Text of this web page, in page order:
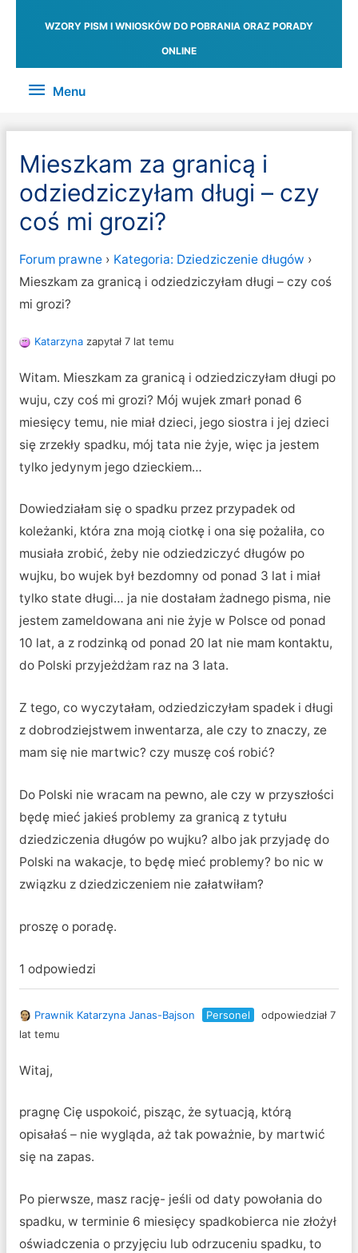
WZORY PISM I WNIOSKÓW DO POBRANIA ORAZ PORADY
ONLINE
Menu
Menu
Mieszkam za granicą i
odziedziczyłam długi – czy
coś mi grozi?
Forum prawne› Kategoria: Dziedziczenie długów ›
Mieszkam za granicą i odziedziczyłam długi – czy coś
mi grozi?
Katarzynazapytał 7 lat temu
Witam. Mieszkam za granicą i odziedziczyłam długi po
wuju, czy coś mi grozi? Mój wujek zmarł ponad 6
miesięcy temu, nie miał dzieci, jego siostra i jej dzieci
się zrzekły spadku, mój tata nie żyje, więc ja jestem
tylko jedynym jego dzieckiem…
Dowiedziałam się o spadku przez przypadek od
koleżanki, która zna moją ciotkę i ona się pożaliła, co
musiała zrobić, żeby nie odziedziczyć długów po
wujku, bo wujek był bezdomny od ponad 3 lat i miał
tylko state długi… ja nie dostałam żadnego pisma, nie
jestem zameldowana ani nie żyje w Polsce od ponad
10 lat, a z rodzinką od ponad 20 lat nie mam kontaktu,
do Polski przyjeżdżam raz na 3 lata.
Z tego, co wyczytałam, odziedziczyłam spadek i długi
z dobrodziejstwem inwentarza, ale czy to znaczy, ze
mam się nie martwic? czy muszę coś robić?
Do Polski nie wracam na pewno, ale czy w przyszłości
będę mieć jakieś problemy za granicą z tytułu
dziedziczenia długów po wujku? albo jak przyjadę do
Polski na wakacje, to będę mieć problemy? bo nic w
związku z dziedziczeniem nie załatwiłam?
proszę o poradę.
1 odpowiedzi
Prawnik Katarzyna Janas-Bajson Personel
odpowiedział 7
lat temu
Witaj,
pragnę Cię uspokoić, pisząc, że sytuacją, którą
opisałaś – nie wygląda, aż tak poważnie, by martwić
się na zapas.
Po pierwsze, masz rację- jeśli od daty powołania do
spadku, w terminie 6 miesięcy spadkobierca nie złożył
oświadczenia o przyjęciu lub odrzuceniu spadku, to